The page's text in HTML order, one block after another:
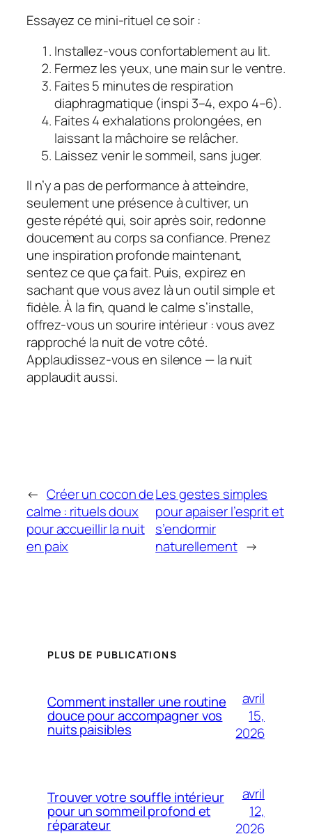
Essayez ce mini‑rituel ce soir :
Installez‑vous confortablement au lit.
Fermez les yeux, une main sur le ventre.
Faites 5 minutes de respiration
diaphragmatique (inspi 3–4, expo 4–6).
Faites 4 exhalations prolongées, en
laissant la mâchoire se relâcher.
Laissez venir le sommeil, sans juger.
Il n’y a pas de performance à atteindre,
seulement une présence à cultiver, un
geste répété qui, soir après soir, redonne
doucement au corps sa confiance. Prenez
une inspiration profonde maintenant,
sentez ce que ça fait. Puis, expirez en
sachant que vous avez là un outil simple et
fidèle. À la fin, quand le calme s’installe,
offrez‑vous un sourire intérieur : vous avez
rapproché la nuit de votre côté.
Applaudissez‑vous en silence — la nuit
applaudit aussi.
← Créer un cocon de
calme : rituels doux
pour accueillir la nuit
en paix
Les gestes simples
pour apaiser l’esprit et
s’endormir
naturellement →
PLUS DE PUBLICATIONS
Comment installer une routine
douce pour accompagner vos
nuits paisibles
avril
15,
2026
Trouver votre souffle intérieur
pour un sommeil profond et
réparateur
avril
12,
2026